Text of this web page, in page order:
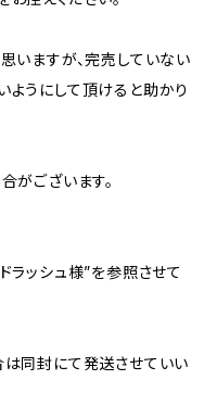
いますが、完売していない
うにして頂けると助かり
がございます。
ラッシュ様”を参照させて
は同封にて発送させていい